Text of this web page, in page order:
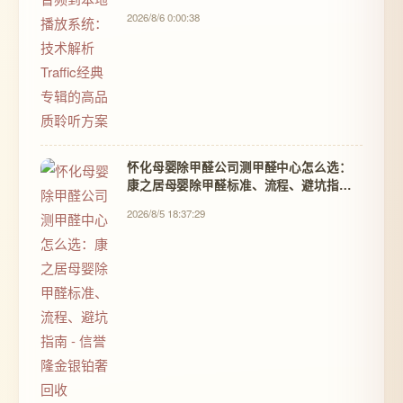
2026/8/6 0:00:38
怀化母婴除甲醛公司测甲醛中心怎么选：
康之居母婴除甲醛标准、流程、避坑指南 -
2026/8/5 18:37:29